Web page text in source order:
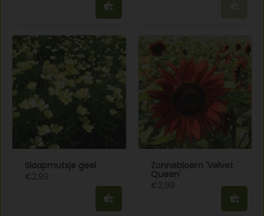
Slaapmutsje geel
€2,99
Zonnebloem 'Velvet
Queen'
€2,99